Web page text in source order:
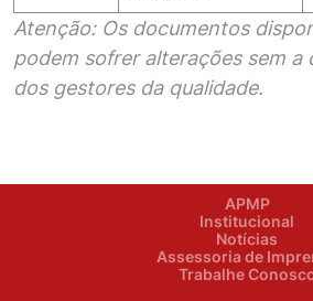
Atenção: Os documentos
podem sofrer alterações sem a
dos gestores da qualidade.
APMP
Institucional
Notícias
Assessoria de
Trabalhe